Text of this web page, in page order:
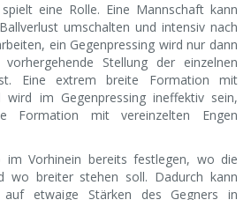
eine Rolle. Eine Mannschaft kann
umschalten und intensiv nach
ein Gegenpressing wird nur dann
Stellung der einzelnen
Eine extrem breite Formation mit
wird im Gegenpressing ineffektiv sein,
Formation mit vereinzelten Engen
im Vorhinein bereits festlegen, wo die
wo breiter stehen soll. Dadurch kann
auf etwaige Stärken des Gegners in